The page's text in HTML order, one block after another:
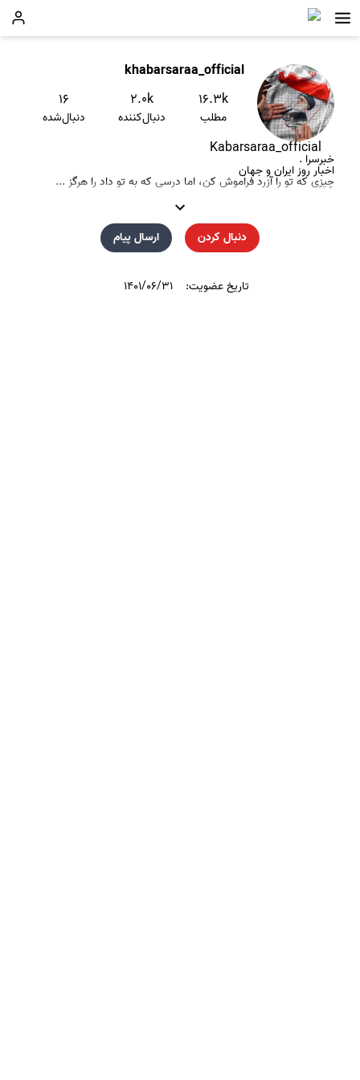
khabarsaraa_official
۱۶.۳k
مطلب
۲.۰k
دنبال‌کننده
۱۶
دنبال‌شده
Kabarsaraa_official
خبرسرا .
اخبار روز ایران و جهان
چیزی که تو را آزرد فراموش کن، اما درسی که به تو داد را هرگز ...
دنبال کردن ارسال پیام
تاریخ عضویت: ۱۴۰۱/۰۶/۳۱